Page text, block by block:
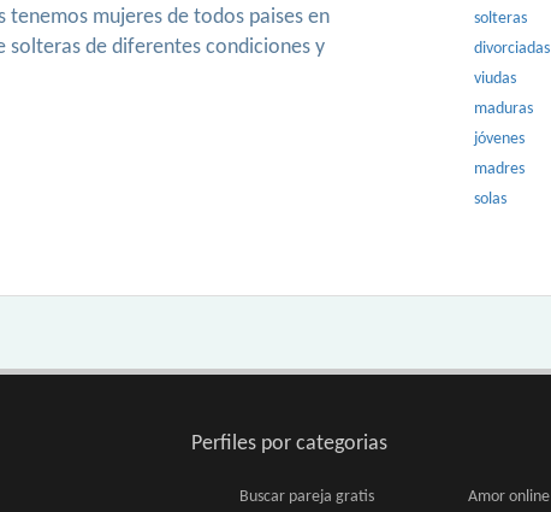
tenemos mujeres de todos paises en
solteras de diferentes condiciones y
solteras
divorciadas
viudas
maduras
jóvenes
madres
solas
Perfiles por categorias
Buscar pareja gratis Amor online